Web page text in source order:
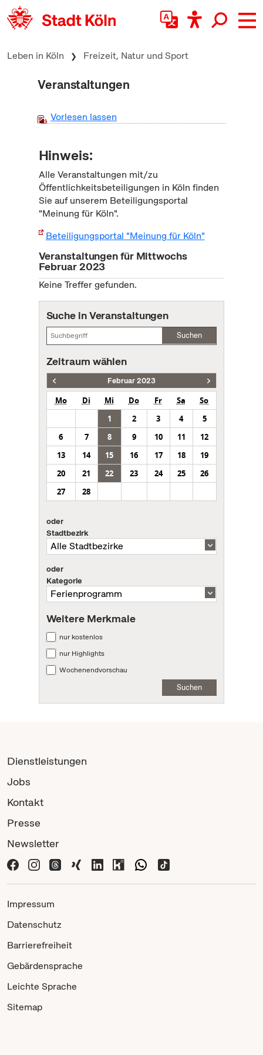
zum Inhalt springen
Leben in Köln Freizeit, Natur und Sport
Veranstaltungen
Vorlesen lassen
Hinweis:
Alle Veranstaltungen mit/zu
Öffentlichkeitsbeteiligungen in Köln finden
Sie auf unserem Beteiligungsportal
"Meinung für Köln".
Beteiligungsportal "Meinung für Köln"
Veranstaltungen für Mittwochs
Februar 2023
Keine Treffer gefunden.
Suche in Veranstaltungen
Suchen
Zeitraum wählen
Februar 2023
Mo Di Mi Do Fr Sa
So
1
2 3 4
5
6
7 8 9 10 11
12
13
14 15 16 17 18
19
20
21 22 23 24 25
26
27
28
oder
Stadtbezirk
oder
Kategorie
Weitere Merkmale
nur kostenlos
nur Highlights
Wochenendvorschau
Suchen
Dienstleistungen
Jobs
Kontakt
Presse
Newsletter
Impressum
Datenschutz
Barrierefreiheit
Gebärdensprache
Leichte Sprache
Sitemap